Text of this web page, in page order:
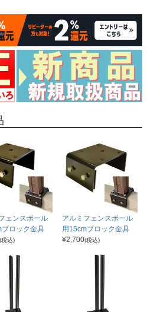
ェンスポール
ブロック金具
(税込)
アルミフェンスポール
用15cmブロック金具
¥2,700(税込)